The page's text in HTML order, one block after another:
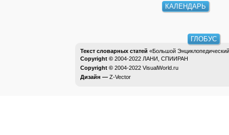
ГЛОБУС
КАЛЕНДАРЬ
Текст словарных статей «Большой
Copyright © 2004-2022 ЛАНИ, СПИИРАН
Copyright © 2004-2022 VisualWorld.ru
Дизайн — Z-Vector